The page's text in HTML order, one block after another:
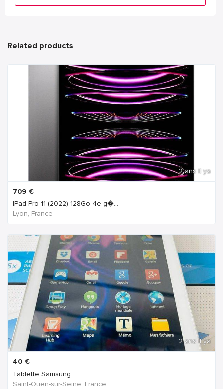
Related products
2 ans Il ya
709 €
IPad Pro 11 (2022) 128Go 4e g�...
Lyon, France
2 ans Il ya
40 €
Tablette Samsung
Saint-Ouen-sur-Seine, France